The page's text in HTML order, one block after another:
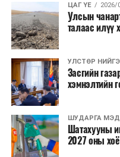
ЦАГ ҮЕ 2026/
Улсын
талаас илүү
УЛСТӨР
Засгийн
хэмнэлтийн
ШУДАРГА
Шатахууны
2027 оны